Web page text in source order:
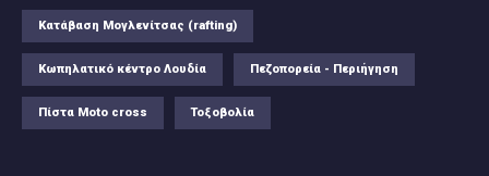
Κατάβαση Μογλενίτσας (rafting)
Κωπηλατικό κέντρο Λουδία Πεζοπορεία - Περιήγηση
Πίστα Moto cross Τοξοβολία